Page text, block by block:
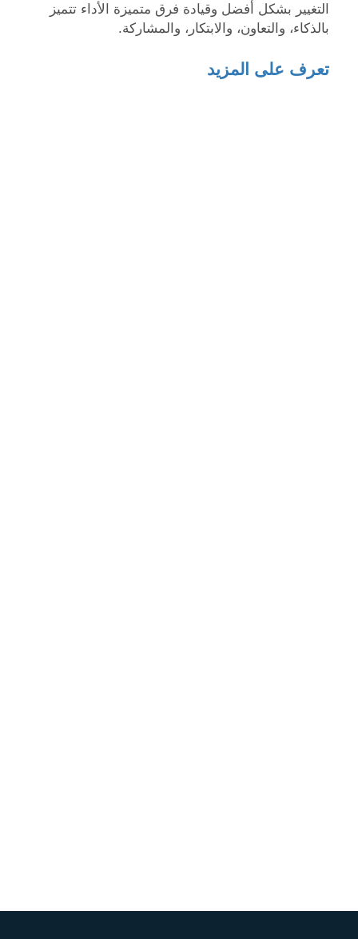
التغيير بشكل أفضل وقيادة فرق متميزة الأداء تتميز
بالذكاء، والتعاون، والابتكار، والمشاركة.
تعرف على المزيد